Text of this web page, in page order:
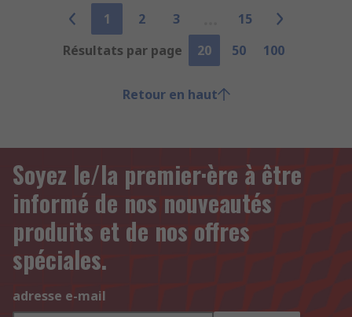
1 2 3
15
Résultats par page
20 50 100
Retour en haut
Soyez le/la premier·ère à être
informé de nos nouveautés
produits et de nos offres
spéciales.
adresse e-mail